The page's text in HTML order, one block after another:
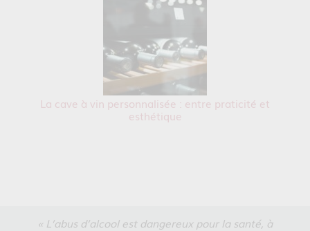
La cave à vin personnalisée : entre praticité et
esthétique
« L’abus d’alcool est dangereux pour la santé, à